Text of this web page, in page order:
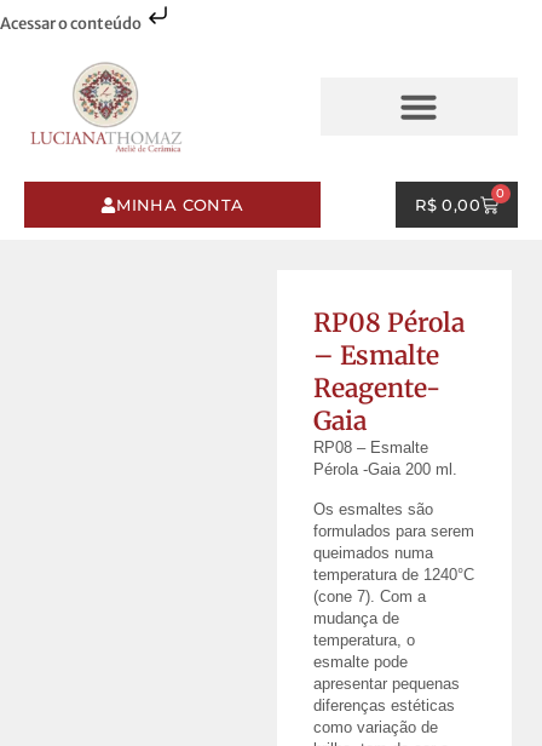
Acessar o conteúdo
MINHA CONTA R$0,00
0
RP08 Pérola
– Esmalte
Reagente-
Gaia
RP08 – Esmalte
Pérola -Gaia 200 ml.
Os esmaltes são
formulados para serem
queimados numa
temperatura de 1240°C
(cone 7). Com a
mudança de
temperatura, o
esmalte pode
apresentar pequenas
diferenças estéticas
como variação de